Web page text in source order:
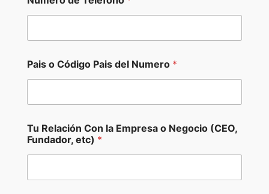
Pais o Código Pais del Numero *
Tu Relación Con la Empresa o Negocio (CEO,
Fundador, etc) *